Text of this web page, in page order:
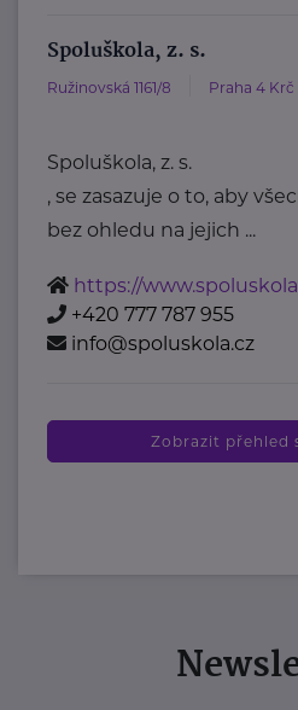
Spoluškola, z. s.
Ružinovská 1161/8 Praha 4 Krč
Spoluškola, z. s.
, se zasazuje o to, aby
bez ohledu na jejich ...
https://
+420 777 787 955
info@spoluskola.cz
Zobrazit přehled